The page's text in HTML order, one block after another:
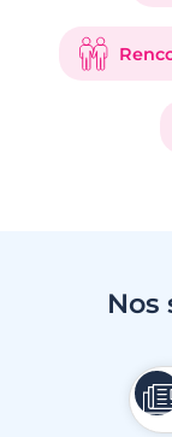
Rencontre
Nos